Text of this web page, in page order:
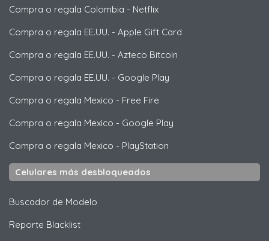
Compra o regala Colombia - Netflix
Compra o regala EE.UU. - Apple Gift Card
Compra o regala EE.UU. - Azteco Bitcoin
Compra o regala EE.UU. - Google Play
Compra o regala Mexico - Free Fire
Compra o regala Mexico - Google Play
Compra o regala Mexico - PlayStation
Celulares más desbloqueados
Buscador de Modelo
Reporte Blacklist